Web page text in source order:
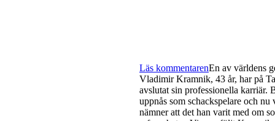
Läs kommentarenEn av världens
Vladimir Kramnik, 43 år, har på
avslutat sin professionella karriär.
uppnås som schackspelare och
nämner att det han varit med om